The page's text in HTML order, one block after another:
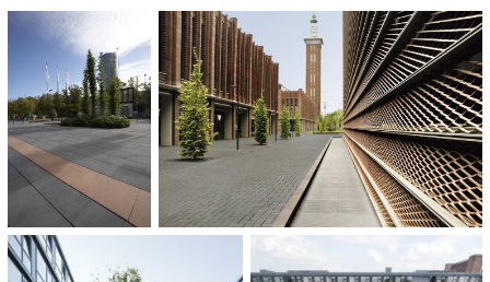
Anthrazit
60 x 40 x 5 cm
30 x 15 x 10 cm
120 x 60 x 18 cm
120 x 65 x 18 cm
120 x 80 x 18 cm
ARCHITECT:
FSWLA Landschaftsarchitektur, Düsseldorf